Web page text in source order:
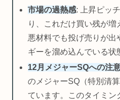
市場の過熱感: 上昇ピッ
り、これだけ買い残が
悪材料でも投げ売りが出
ギーを溜め込んでいる状
12月メジャーSQへの注
のメジャーSQ（特別清
ています。このタイミン